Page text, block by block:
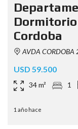
Cordoba
AVDA CORDOBA
USD 59.500
34 m² 1
1 año hace